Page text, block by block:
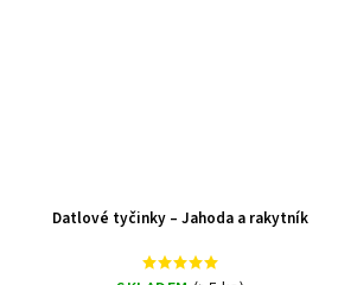
Jahody lyofilizované